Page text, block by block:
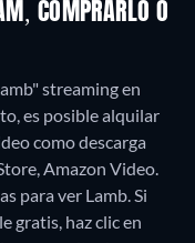
COMPRARLO O
streaming en
es posible alquilar
como descarga
Amazon Video.
para ver Lamb. Si
gratis, haz clic en